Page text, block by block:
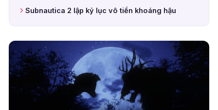
Subnautica 2 lập kỷ lục vô tiền khoáng hậu